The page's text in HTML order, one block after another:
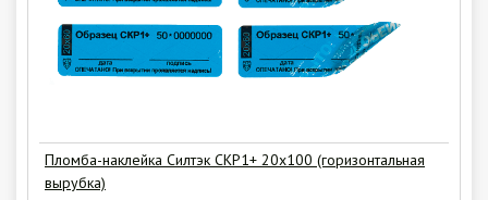
Пломба-наклейка Силтэк СКР1+ 20х100 (горизонтальная
вырубка)